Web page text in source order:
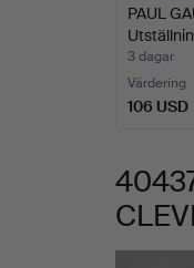
&
PAUL
3 dagar
Värdering
106 USD